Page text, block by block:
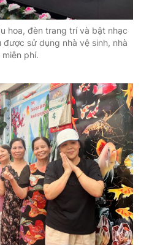
hoa, đèn trang trí và bật nhạc
sử dụng nhà vệ sinh, nhà
miễn phí.